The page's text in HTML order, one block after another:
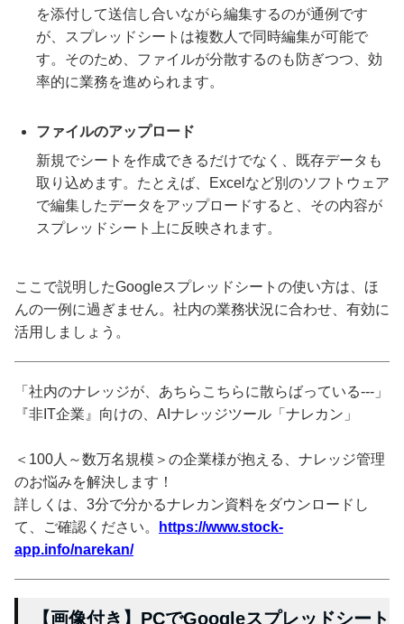
を添付して送信し合いながら編集するのが通例です
が、スプレッドシートは複数人で同時編集が可能で
す。そのため、ファイルが分散するのも防ぎつつ、効
率的に業務を進められます。
ファイルのアップロード
新規でシートを作成できるだけでなく、既存データも
取り込めます。たとえば、Excelなど別のソフトウェア
で編集したデータをアップロードすると、その内容が
スプレッドシート上に反映されます。
ここで説明したGoogleスプレッドシートの使い方は、ほ
んの一例に過ぎません。社内の業務状況に合わせ、有効に
活用しましょう。
「社内のナレッジが、あちらこちらに散らばっている---」
『非IT企業』向けの、AIナレッジツール「ナレカン」
＜100人～数万名規模＞の企業様が抱える、ナレッジ管理
のお悩みを解決します！
詳しくは、3分で分かるナレカン資料をダウンロードし
て、ご確認ください。
https://www.stock-
app.info/narekan/
【画像付き】PCでGoogleスプレッドシート